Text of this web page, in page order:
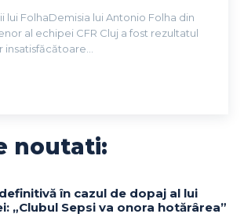
lui FolhaDemisia lui Antonio Folha din
al echipei CFR Cluj a fost rezultatul
noutati:
în cazul de dopaj al lui
„Clubul Sepsi va onora hotărârea”